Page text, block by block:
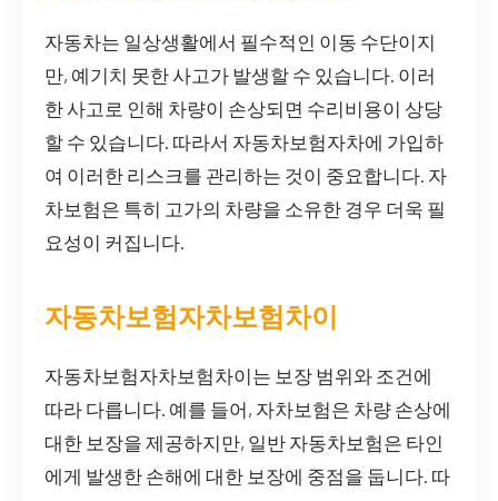
자동차는 일상생활에서 필수적인 이동 수단이지
만, 예기치 못한 사고가 발생할 수 있습니다. 이러
한 사고로 인해 차량이 손상되면 수리비용이 상당
할 수 있습니다. 따라서 자동차보험자차에 가입하
여 이러한 리스크를 관리하는 것이 중요합니다. 자
차보험은 특히 고가의 차량을 소유한 경우 더욱 필
요성이 커집니다.
자동차보험자차보험차이
자동차보험자차보험차이는 보장 범위와 조건에
따라 다릅니다. 예를 들어, 자차보험은 차량 손상에
대한 보장을 제공하지만, 일반 자동차보험은 타인
에게 발생한 손해에 대한 보장에 중점을 둡니다. 따